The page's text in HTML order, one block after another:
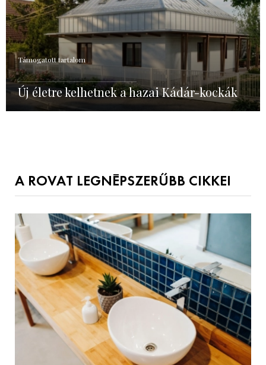
Támogatott tartalom
Új életre kelhetnek a hazai Kádár-kockák
A ROVAT LEGNÉPSZERŰBB CIKKEI